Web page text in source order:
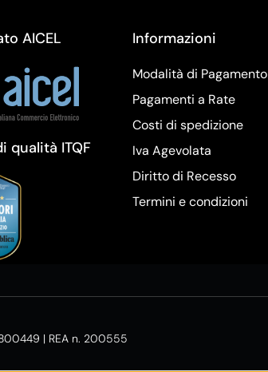
AICEL
qualità ITQF
Informazioni
Modalità di Pagamento
Pagamenti a Rate
Costi di spedizione
Iva Agevolata
Diritto di Recesso
Termini e condizioni
| REA n. 200555